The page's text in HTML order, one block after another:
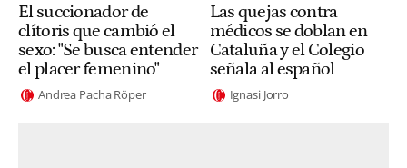
El succionador de
clítoris que cambió el
sexo: "Se busca entender
el placer femenino"
Andrea Pacha Röper
Las quejas contra
médicos se doblan en
Cataluña y el Colegio
señala al español
Ignasi Jorro